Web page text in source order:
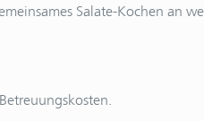
Salate-Kochen an